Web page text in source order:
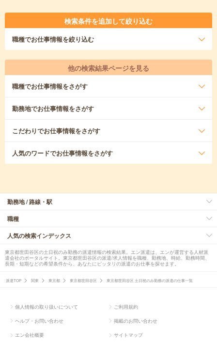
検索条件を追加して絞り込む
職種でお仕事情報を絞り込む
他の検索結果ページを見る
職種でお仕事情報をさがす
勤務地でお仕事情報をさがす
こだわりでお仕事情報をさがす
人気のワードでお仕事情報をさがす
勤務地 / 路線・駅
職種
人気の検索インデックス
東京都世田谷区の土日祝のみ勤務の派遣情報の検索結果。エン派遣は、エンが運営する人材派
遣会社のポータルサイト。東京都世田谷区の派遣/求人情報を職種、勤務地、時給、勤務時間、
長期・短期などの希望条件から、あなたにピッタリの派遣のお仕事を探せます。
派遣TOP 関東 東京都 東京都世田谷区 東京都世田谷区 土日祝のみ勤務の派遣の仕事一覧
個人情報の取り扱いについて ご利用規約
ヘルプ・お問い合わせ 掲載のお問い合わせ
エン会社概要 サイトマップ